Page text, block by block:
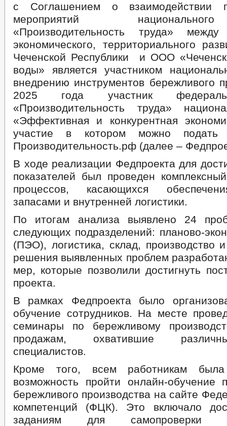
с Соглашением о взаимодействии
мероприятий
«Производительность труда» между
экономического, территориального
Чеченской Республики и ООО
воды» является участником
внедрению инструментов бережливого
2025 года участник
«Производительность труда»
«Эффективная и конкурентная
участие в котором можно подать
Производительность.рф (далее –
В ходе реализации Федпроекта для
показателей был проведен
процессов, касающихся
запасами и внутренней логистики.
По итогам анализа выявлено 24
следующих подразделений: планово-
(ПЭО), логистика, склад, производство
решения выявленных проблем
мер, которые позволили достигнуть
проекта.
В рамках Федпроекта было
обучение сотрудников. На месте
семинары по бережливому
продажам, охватившие
специалистов.
Кроме того, всем работникам была
возможность пройти онлайн-обучение
бережливого производства на сайте
компетенций (ФЦК). Это включало
заданиям для самопроверки